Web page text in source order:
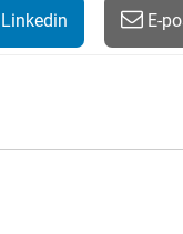
Linkedin E-